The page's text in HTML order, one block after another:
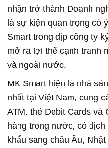
nhận trở thành Doanh
là sự kiện quan trọng có
Smart trong dịp công ty
mở ra lợi thế cạnh tranh
và ngoài nước.
MK Smart hiện là nhà
nhất tại Việt Nam, cung
ATM, thẻ Debit Cards và
hàng trong nước, có
khẩu sang châu Âu,